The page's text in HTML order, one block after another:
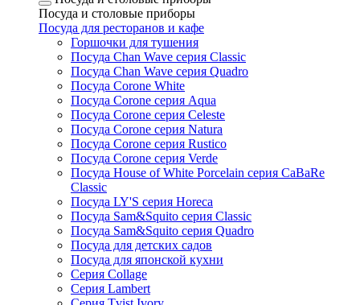
Посуда и столовые приборы
Посуда для ресторанов и кафе
Горшочки для тушения
Посуда Chan Wave серия Classic
Посуда Chan Wave серия Quadro
Посуда Corone White
Посуда Corone серия Aqua
Посуда Corone серия Celeste
Посуда Corone серия Natura
Посуда Corone серия Rustico
Посуда Corone серия Verde
Посуда House of White Porcelain серия CaBaRe
Classic
Посуда LY'S серия Horeca
Посуда Sam&Squito серия Classic
Посуда Sam&Squito серия Quadro
Посуда для детских садов
Посуда для японской кухни
Серия Collage
Серия Lambert